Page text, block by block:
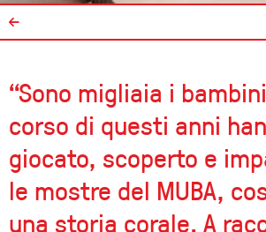
“Sono migliaia i
corso di questi anni
giocato, scoperto e
le mostre del MUBA,
una storia corale. A